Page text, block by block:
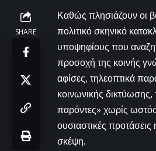
SHARE
Καθώς πλησιάζουν οι
πολιτικό σκηνικό
υποψηφίους που
προσοχή της κοινής
αφίσες, τηλεοπτικά
κοινωνικής
παρόντες» χωρίς
ουσιαστικές
σκέψη.